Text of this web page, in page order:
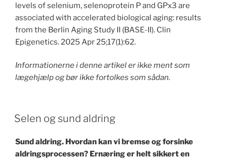
levels of selenium, selenoprotein P and GPx3 are
associated with accelerated biological aging: results
from the Berlin Aging Study II (BASE-II). Clin
Epigenetics. 2025 Apr 25;17(1):62.
Informationerne i denne artikel er ikke ment som
lægehjælp og bør ikke fortolkes som sådan.
POSTED
ON
Selen og sund aldring
Sund aldring. Hvordan kan vi bremse og forsinke
aldringsprocessen? Ernæring er helt sikkert en